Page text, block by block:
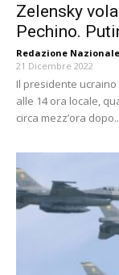
Zelensky
Pechino.
Redazione Nazionale
21 Dicembre 2022
Il presidente
alle 14 ora locale,
circa mezz’ora